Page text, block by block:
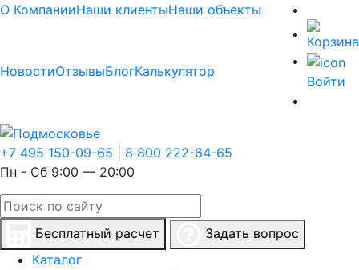
О КомпанииНаши клиентыНаши объекты
НовостиОтзывыБлогКалькулятор
Войти
+7 495 150-09-65
8 800 222-64-65
Пн - Сб 9:00 — 20:00
Бесплатный расчет
Задать вопрос
Каталог